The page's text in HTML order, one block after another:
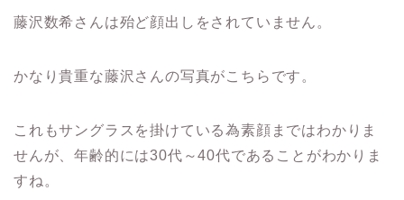
藤沢数希さんは殆ど顔出しをされていません。
かなり貴重な藤沢さんの写真がこちらです。
これもサングラスを掛けている為素顔まではわかりま
せんが、年齢的には30代～40代であることがわかりま
すね。